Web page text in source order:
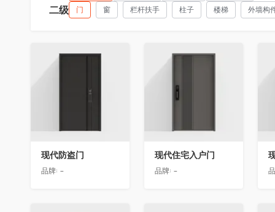
二级 门 窗 栏杆扶手 柱子 楼梯 外墙构
收藏
现代防盗门
品牌: -
收藏
现代住宅入户门
品牌: -